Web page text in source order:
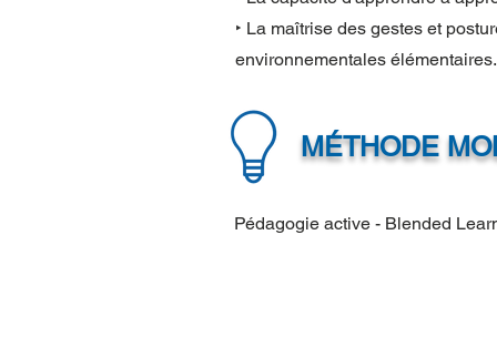
‣ La maîtrise des gestes et
environnementales élémentaires.
MÉTHODE
Pédagogie active - Blended